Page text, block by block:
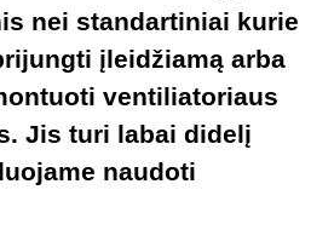
nei standartiniai kurie
įleidžiamą arba
ventiliatoriaus
Jis turi labai didelį
naudoti